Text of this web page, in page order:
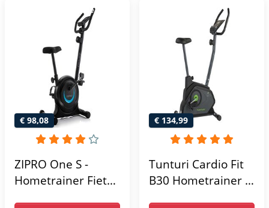
Hartslagfunctie -
Max 130kg -
Extreem Stil
Tablethouder -
Max. 120 kg
Gebruikersgewicht
- Fitnessfiets
€ 98,08
ZIPRO One S -
Hometrainer Fiets -
€ 134,99
Tunturi Cardio Fit
B30 Hometrainer -